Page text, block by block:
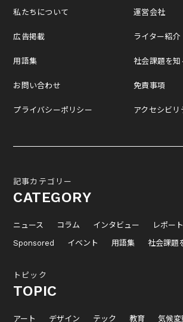
私たちについて
広告掲載
用語集
お問い合わせ
プライバシーポリシー
運営会社
ライター紹介
社会課題を知
免責事項
アクセシビリ
記事カテゴリー
CATEGORY
ニュース コラム インタビュー レポート
Sponsored
イベント 用語集 社会課題
トピック
TOPIC
アート デザイン テック 教育 気候変